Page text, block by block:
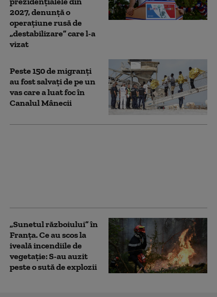
2027, denunţă o
operaţiune rusă de
„destabilizare” care l-a
vizat
Peste 150 de migranţi
au fost salvați de pe un
vas care a luat foc în
Canalul Mânecii
„Sunetul războiului” în
Franța. Ce au scos la
iveală incendiile de
vegetație: S-au auzit
peste o sută de explozii